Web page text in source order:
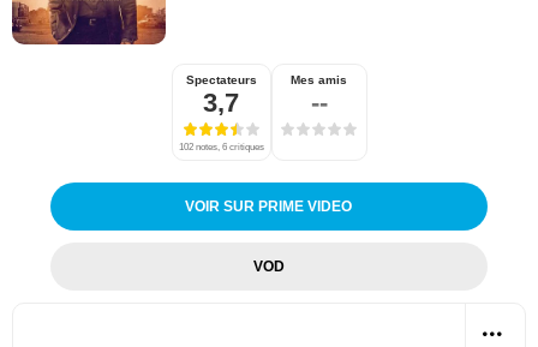
Spectateurs
3,7
102 notes, 6 critiques
Mes amis
--
VOIR SUR PRIME VIDEO
VOD